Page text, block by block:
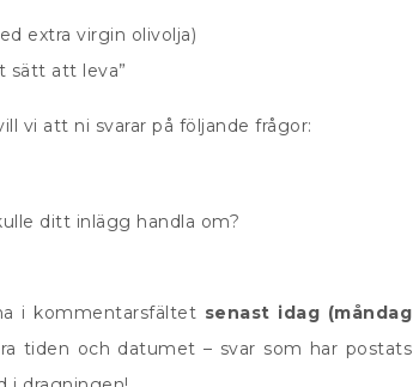
extra virgin olivolja)
sätt att leva”
vi att ni svarar på följande frågor:
ditt inlägg handla om?
i kommentarsfältet senast idag (måndag
tiden och datumet – svar som har postats